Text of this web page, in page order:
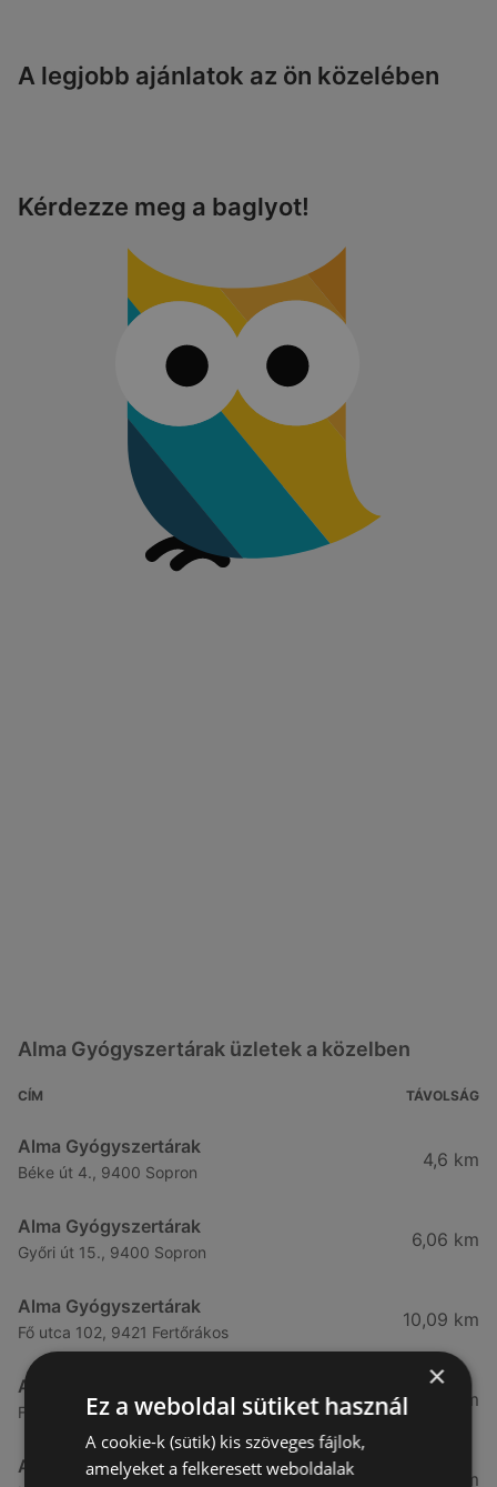
A legjobb ajánlatok az ön közelében
Kérdezze meg a baglyot!
Alma Gyógyszertárak üzletek a közelben
CÍM TÁVOLSÁG
Alma Gyógyszertárak
Béke út 4., 9400 Sopron
4,6 km
Alma Gyógyszertárak
Győri út 15., 9400 Sopron
6,06 km
Alma Gyógyszertárak
Fő utca 102, 9421 Fertőrákos
10,09 km
Alma Gyógyszertárak
Fő Utca 102., 9421 Sopron
10,27 km
Alma Gyógyszertárak
21,83 km
×
Ez a weboldal sütiket használ
A cookie-k (sütik) kis szöveges fájlok,
amelyeket a felkeresett weboldalak